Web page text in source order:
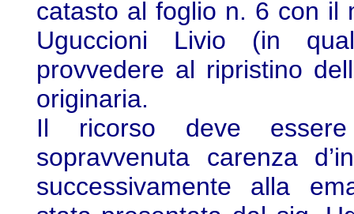
catasto al foglio n. 6 con il
Uguccioni Livio (in
provvedere al ripristino
originaria.
Il ricorso deve essere
sopravvenuta carenza
successivamente alla